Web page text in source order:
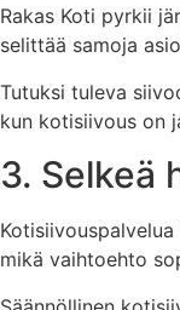
Rakas Koti pyrkii
selittää samoja
Tutuksi tuleva
kun kotisiivous on
3. Selkeä
mikä vaihtoehto